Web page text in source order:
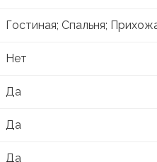
Гостиная; Спальня;
Нет
Да
Да
Да